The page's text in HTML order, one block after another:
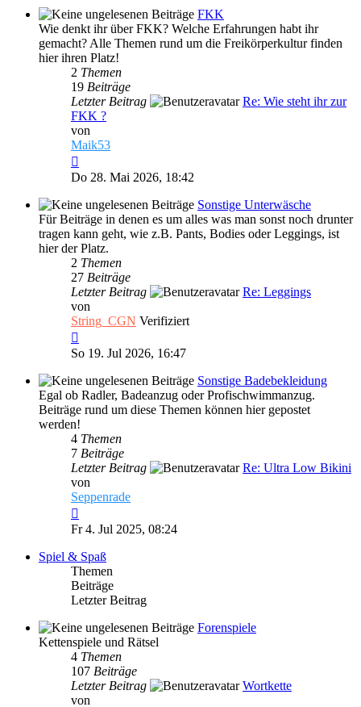
FKK
Wie denkt ihr über FKK? Welche Erfahrungen habt ihr
gemacht? Alle Themen rund um die Freikörperkultur finden
hier ihren Platz!
2 Themen
19 Beiträge
Letzter Beitrag
Re: Wie steht ihr zur
FKK ?
von
Maik53
Beitrag
Do 28. Mai 2026, 18:42
Sonstige Unterwäsche
Für Beiträge in denen es um alles was man sonst noch drunter
tragen kann geht, wie z.B. Pants, Bodies oder Leggings, ist
hier der Platz.
2 Themen
27 Beiträge
Letzter Beitrag
Re: Leggings
von
String_CGN Verifiziert
Beitrag
So 19. Jul 2026, 16:47
Sonstige Badebekleidung
Egal ob Radler, Badeanzug oder Profischwimmanzug.
Beiträge rund um diese Themen können hier gepostet
werden!
4 Themen
7 Beiträge
Letzter Beitrag
Re: Ultra Low Bikini
von
Seppenrade
Beitrag
Fr 4. Jul 2025, 08:24
Spiel & Spaß
Themen
Beiträge
Letzter Beitrag
Forenspiele
Kettenspiele und Rätsel
4 Themen
107 Beiträge
Letzter Beitrag
Wortkette
von